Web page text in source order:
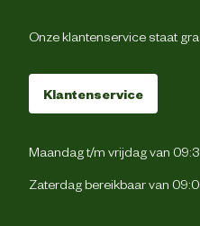
Onze klantenservice staat
Klantenservice
Maandag t/m vrijdag van
Zaterdag bereikbaar van